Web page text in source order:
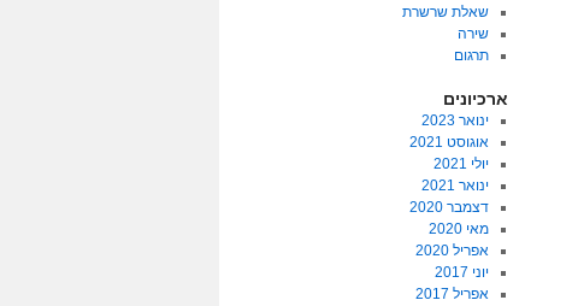
שאלת שרשרת
שירה
תרגום
ארכיונים
ינואר 2023
אוגוסט 2021
יולי 2021
ינואר 2021
דצמבר 2020
מאי 2020
אפריל 2020
יוני 2017
אפריל 2017